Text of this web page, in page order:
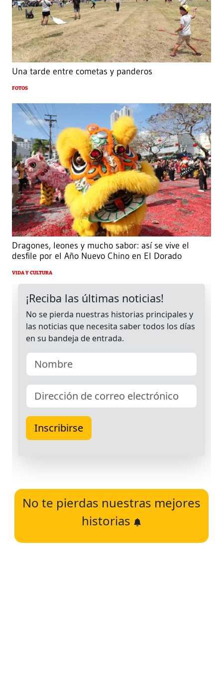
Una tarde entre cometas y panderos
FOTOS
Dragones, leones y mucho sabor: así se vive el
desfile por el Año Nuevo Chino en El Dorado
VIDA Y CULTURA
No te pierdas nuestras mejores
historias